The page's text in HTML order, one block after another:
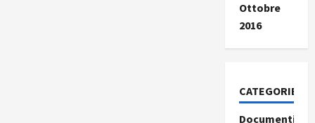
Ottobre
2016
CATEGORIE
Documenti